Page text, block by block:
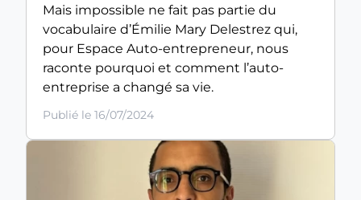
Mais impossible ne fait pas partie du
vocabulaire d’Émilie Mary Delestrez qui,
pour Espace Auto-entrepreneur, nous
raconte pourquoi et comment l’auto-
entreprise a changé sa vie.
Publié le 16/07/2024